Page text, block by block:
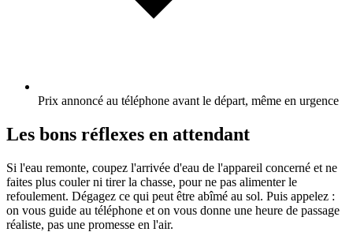
Prix annoncé au téléphone avant le départ, même en urgence
Les bons réflexes en attendant
Si l'eau remonte, coupez l'arrivée d'eau de l'appareil concerné et ne
faites plus couler ni tirer la chasse, pour ne pas alimenter le
refoulement. Dégagez ce qui peut être abîmé au sol. Puis appelez :
on vous guide au téléphone et on vous donne une heure de passage
réaliste, pas une promesse en l'air.